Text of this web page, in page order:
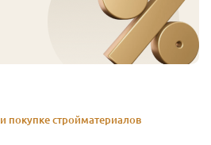
покупке стройматериалов